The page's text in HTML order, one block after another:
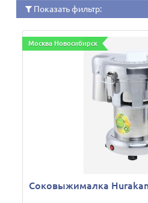
Показать фильтр:
Москва Новосибирск
Соковыжималка Hurakan